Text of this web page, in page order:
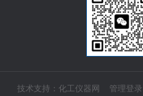
技术支持： 化工仪器网 管理登录